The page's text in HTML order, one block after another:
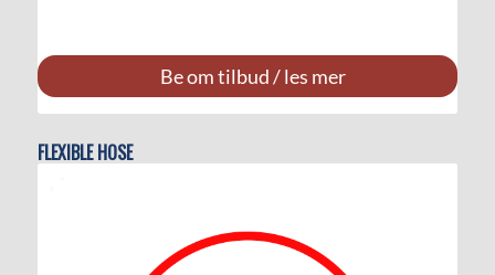
Be om tilbud / les mer
FLEXIBLE HOSE